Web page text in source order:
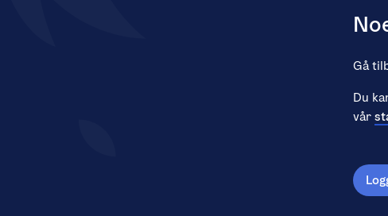
Gå
Du
vår